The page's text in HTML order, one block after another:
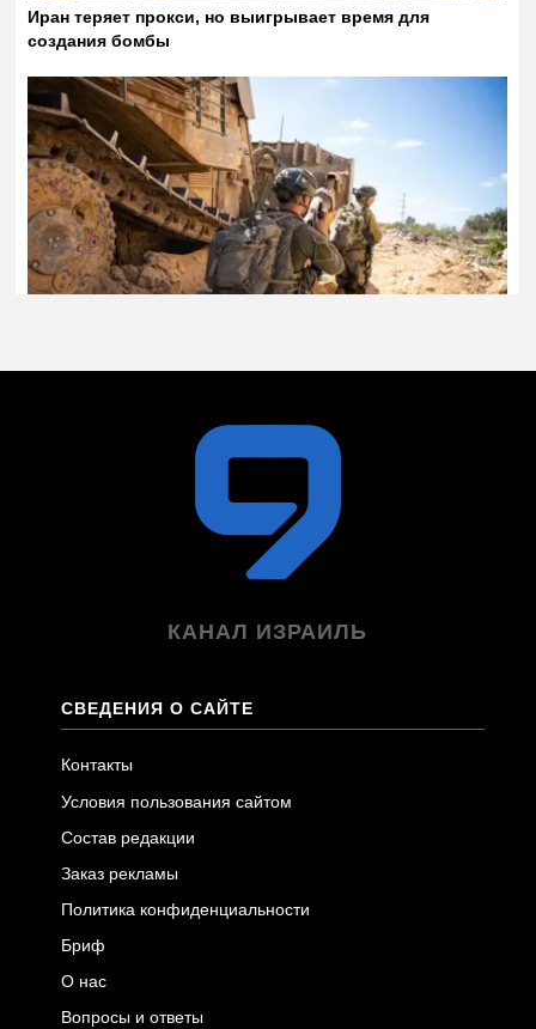
КАНАЛ ИЗРАИЛЬ
СВЕДЕНИЯ О САЙТЕ
Контакты
Условия пользования сайтом
Состав редакции
Заказ рекламы
Политика конфиденциальности
Бриф
О нас
Вопросы и ответы